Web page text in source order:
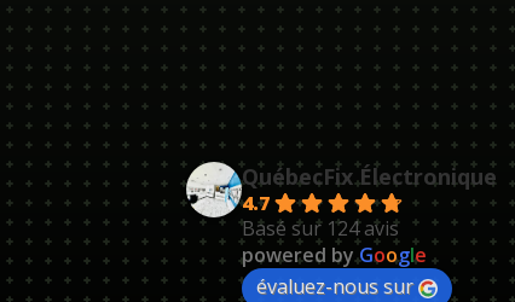
QuébecFix Électronique
4.7
Basé sur 124 avis
powered byGoogle
évaluez-nous sur